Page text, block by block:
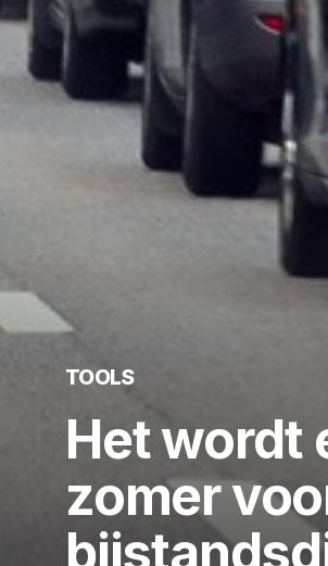
TOOLS
Het wordt
zomer